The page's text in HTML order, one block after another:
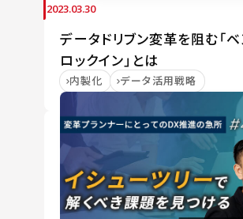
2023.03.30
データドリブン変革を阻む「
ロックイン」とは
内製化 データ活用戦略